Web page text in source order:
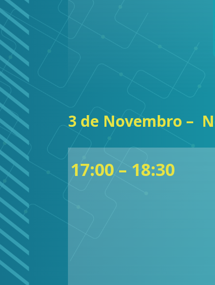
3 de Novembro –
17:00 – 18:30